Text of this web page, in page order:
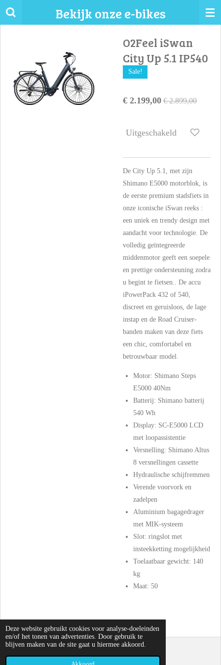
Deze website gebruikt cookies voor analyse-doeleinden
en/of het tonen van advertenties. Door gebruik te
blijven maken van de site gaat u hiermee akkoord.
Ga
Bekijk onze e-bikes
O2Feel iSwan
City Up 5.1 IP540
Sale!
€ 2.199,00 € 2.899,00
Uitgeschakeld
De City Up 5.1, met zijn
Shimano E5000 motorblok, is
de eerste premium stadsfiets in
onze iconische iSwan reeks :
een uniek en trendy design met
aandacht voor technologie. De
volledig geïntegreerde
middenmotor geeft een soepele
en prettige ondersteuning zodra
u begint te fietsen.. De accu
iPowerPack 432 of 540,
discreet en geruisloos, de lage
instap en de Road Cruiser-
banden maken van deze fiets
een chic, comfortabel en
betrouwbaar model.
Motor: Shimano Steps
E5000 40Nm
Batterij: Shimano batterij
540 Wh
Display: SC-E5000 LCD
met loopassistentie
Versnelling: Shimano Altus
8 versnellingen cassette
Hydraulische schijfremmen
Verende voorvork en
zadelpen
Aluminium bagagedrager
met MIK-systeem
Slot: ringslot met
insteekketting mogelijkheid
Toelaatbaar gewicht: 140
kg
Maat: 50